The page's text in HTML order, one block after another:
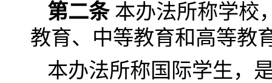
第二条本办法所称学校
教育、中等教育和高等
本办法所称国际学生，